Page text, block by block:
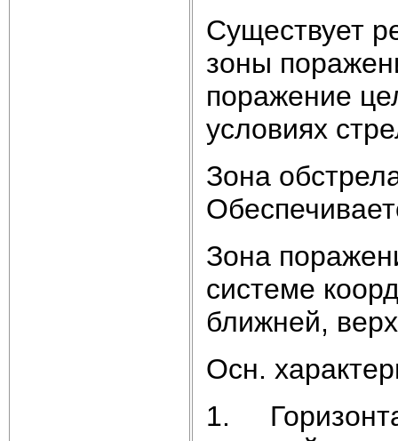
Существует
зоны
поражение
условиях
Зона
Зона
системе
ближней,
Осн.
1.